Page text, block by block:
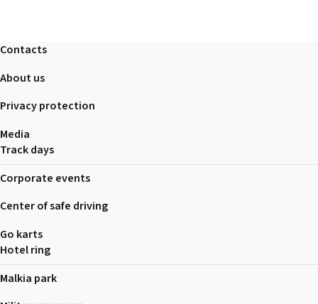
Contacts
About us
Privacy protection
Media
Track days
Corporate events
Center of safe driving
Go karts
Hotel ring
Malkia park